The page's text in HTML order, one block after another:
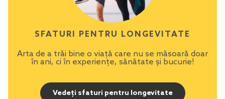
SFATURI PENTRU LONGEVITATE
Arta de a trăi bine o viață care nu se măsoară doar
în ani, ci în experiențe, sănătate și bucurie!
Vedeți sfaturi pentru longevitate